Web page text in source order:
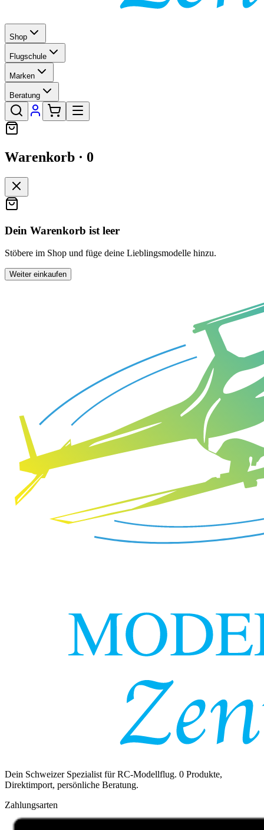
Shop
Flugschule
Marken
Beratung
Warenkorb · 0
Dein Warenkorb ist leer
Stöbere im Shop und füge deine Lieblingsmodelle hinzu.
Weiter einkaufen
Dein Schweizer Spezialist für RC-Modellflug. 0 Produkte,
Direktimport, persönliche Beratung.
Zahlungsarten